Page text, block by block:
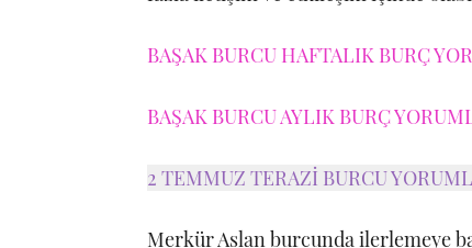
BAŞAK BURCU HAFTALIK BURÇ
BAŞAK BURCU AYLIK BURÇ
2 TEMMUZ TERAZİ BURCU
Merkür Aslan burcunda ilerlemeye